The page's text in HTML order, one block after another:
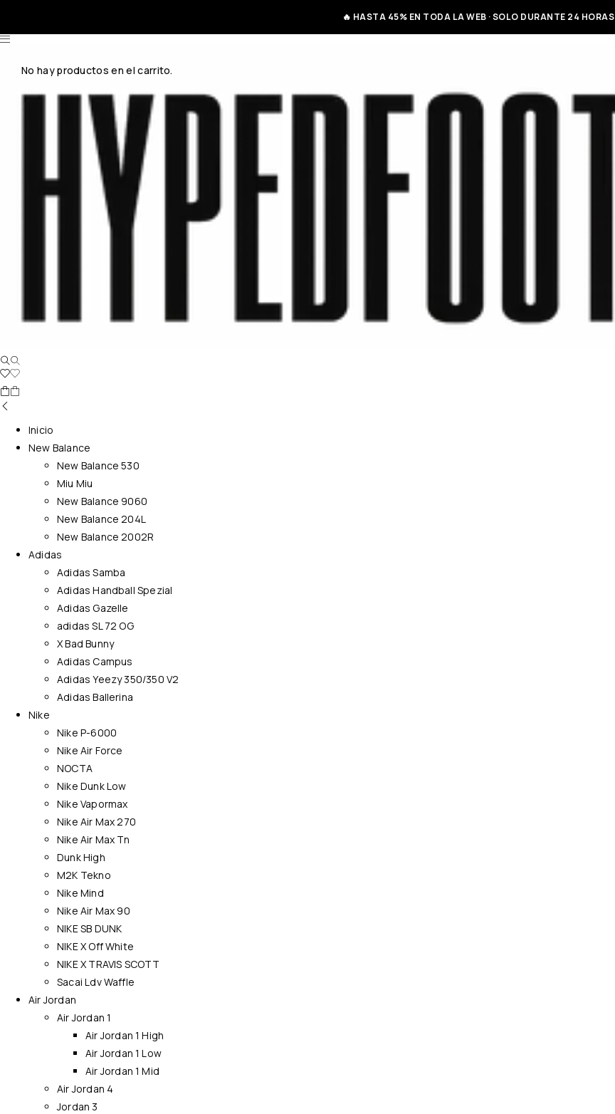
🔥 HASTA 45% EN TODA LA WEB · SOLO DURANTE 24 HORAS
No hay productos en el carrito.
Inicio
New Balance
New Balance 530
Miu Miu
New Balance 9060
New Balance 204L
New Balance 2002R
Adidas
Adidas Samba
Adidas Handball Spezial
Adidas Gazelle
adidas SL 72 OG
X Bad Bunny
Adidas Campus
Adidas Yeezy 350/350 V2
Adidas Ballerina
Nike
Nike P-6000
Nike Air Force
NOCTA
Nike Dunk Low
Nike Vapormax
Nike Air Max 270
Nike Air Max Tn
Dunk High
M2K Tekno
Nike Mind
Nike Air Max 90
NIKE SB DUNK
NIKE X Off White
NIKE X TRAVIS SCOTT
Sacai Ldv Waffle
Air Jordan
Air Jordan 1
Air Jordan 1 High
Air Jordan 1 Low
Air Jordan 1 Mid
Air Jordan 4
Jordan 3